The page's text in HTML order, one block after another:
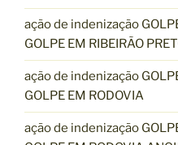
ação de indenização
GOLPE EM RIBEIRÃO
ação de indenização
GOLPE EM RODOVIA
ação de indenização